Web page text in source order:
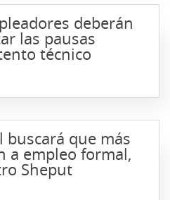
deberán
las pausas
técnico
buscará que más
a empleo formal,
Sheput